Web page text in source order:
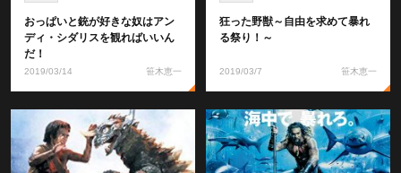
おっぱいと銃が好きな奴はアン
ディ・シダリスを観ればいいん
だ！
2019/03/14 笹木恵一
狂った野獣～自由を求めて暴れ
る祭り！～
2019/03/7 笹木恵一